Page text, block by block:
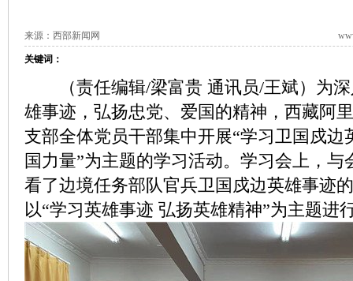
来源：西部新闻网
关键词：
（责任编辑/梁富贵 通讯员/王斌）为深
雄事迹，弘扬忠党、爱国的精神，西藏阿
支部全体党员干部集中开展“学习卫国戍边
国力量”为主题的学习活动。学习会上，与
看了边境任务部队官兵卫国戍边英雄事迹
以“学习英雄事迹 弘扬英雄精神”为主题进